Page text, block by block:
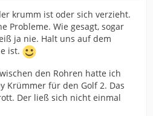
krumm ist oder sich verzieht.
Probleme. Wie gesagt, sogar
ja nie. Halt uns auf dem
ist.
den Rohren hatte ich
Krümmer für den Golf 2. Das
Der ließ sich nicht einmal